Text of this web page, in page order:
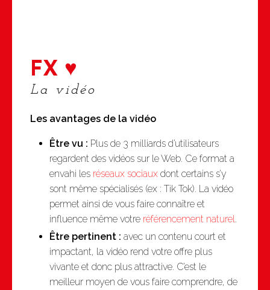
FX ♥
La vidéo
Les avantages de la vidéo
Être vu : Plus de 3 milliards d’utilisateurs
regardent des vidéos sur le Web. Ce format a
envahi les réseaux sociaux dont certains s’y
sont même spécialisés (ex : Tik Tok). La vidéo
permet ainsi de vous faire connaître et
influence même votre référencement naturel.
Être pertinent : avec un contenu court et
impactant, la vidéo rend votre offre plus
vivante et donc plus attractive. C’est le
meilleur moyen de vous faire comprendre, de